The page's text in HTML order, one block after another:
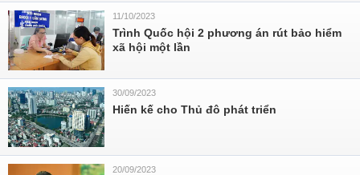
11/10/2023
Trình Quốc hội 2 phương án rút bảo hiểm
xã hội một lần
30/09/2023
Hiến kế cho Thủ đô phát triển
20/09/2023